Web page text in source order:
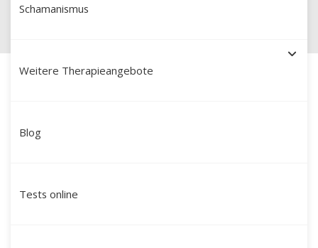
Schamanismus
Weitere Therapieangebote
Blog
Tests online
Sozialpädagoge aus Peru)